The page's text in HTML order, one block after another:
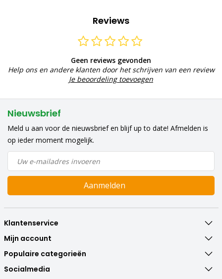
Reviews
Geen reviews gevonden
Help ons en andere klanten door het schrijven van een review
Je beoordeling toevoegen
Nieuwsbrief
Meld u aan voor de nieuwsbrief en blijf up to date! Afmelden is
op ieder moment mogelijk.
Aanmelden
Klantenservice
Mijn account
Populaire categorieën
Socialmedia